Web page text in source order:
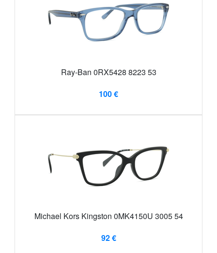
Ray-Ban 0RX5428 8223 53
100 €
Michael Kors Kingston 0MK4150U 3005 54
92 €